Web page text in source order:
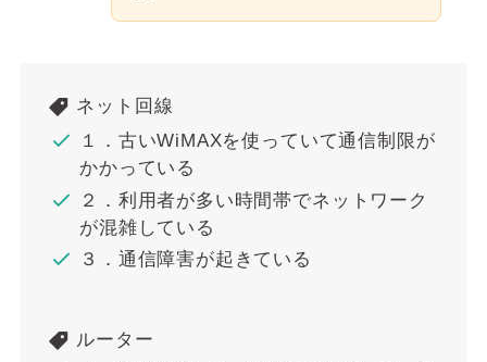
ネット回線
１．古いWiMAXを使っていて通信制限が
かかっている
２．利用者が多い時間帯でネットワーク
が混雑している
３．通信障害が起きている
ルーター